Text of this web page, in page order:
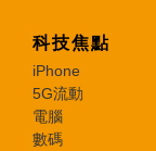
科技焦點
iPhone
5G流動
電腦
數碼